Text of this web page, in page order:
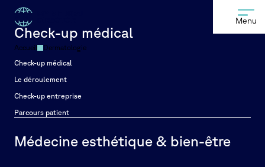
Menu
Accueil Dermatologie
Check-up médical
Check-up médical
Le déroulement
Check-up entreprise
Parcours patient
Médecine esthétique & bien-être